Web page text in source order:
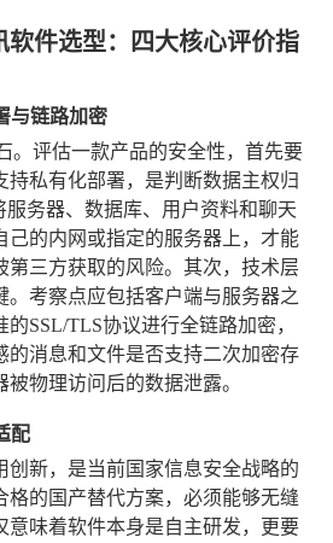
件选型：四大核心评价指
与链路加密
。评估一款产品的安全性，首先要
持私有化部署，是判断数据主权归
服务器、数据库、用户资料和聊天
己的内网或指定的服务器上，才能
第三方获取的风险。其次，技术层
。考察点应包括客户端与服务器之
SSL/TLS协议进行全链路加密，
的消息和文件是否支持二次加密存
物理访问后的数据泄露。
配
创新，是当前国家信息安全战略的
格的国产替代方案，必须能够无缝
意味着软件本身是自主研发，更要